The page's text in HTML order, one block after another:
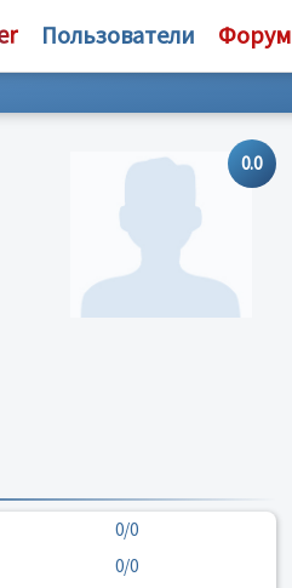
Пользователи Форум
0.0
0/0
0/0